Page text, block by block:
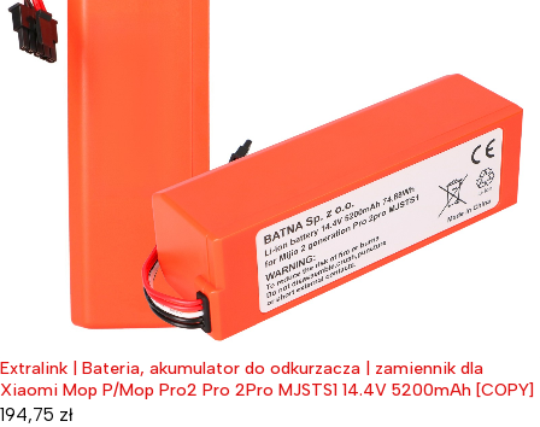
Extralink | Bateria, akumulator do odkurzacza | zamiennik dla
Xiaomi Mop P/Mop Pro2 Pro 2Pro MJSTS1 14.4V 5200mAh [COPY]
194,75 zł